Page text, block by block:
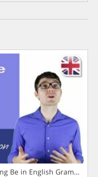
Be in English Grammar